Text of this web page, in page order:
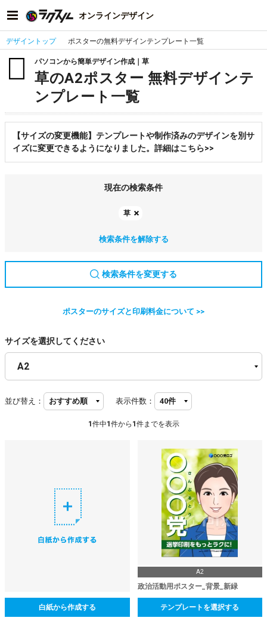
オンラインデザイン
デザイントップ ポスターの無料デザインテンプレート一覧
パソコンから簡単デザイン作成｜草
草のA2ポスター 無料デザインテ
ンプレート一覧
【サイズの変更機能】テンプレートや制作済みのデザインを別サ
イズに変更できるようになりました。詳細はこちら>>
現在の検索条件
草
検索条件を解除する
検索条件を変更する
ポスターのサイズと印刷料金について >>
サイズを選択してください
並び替え： 表示件数：
1 件中1 件から 1 件までを表示
白紙から作成する
A2
政治活動用ポスター_背景_新緑
テンプレートを選択する